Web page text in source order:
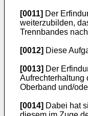
[0011] Der
weiterzubilden,
Trennbandes
[0012] Diese
[0013] Der
Aufrechterhaltung
Oberband und/
[0014] Dabei hat